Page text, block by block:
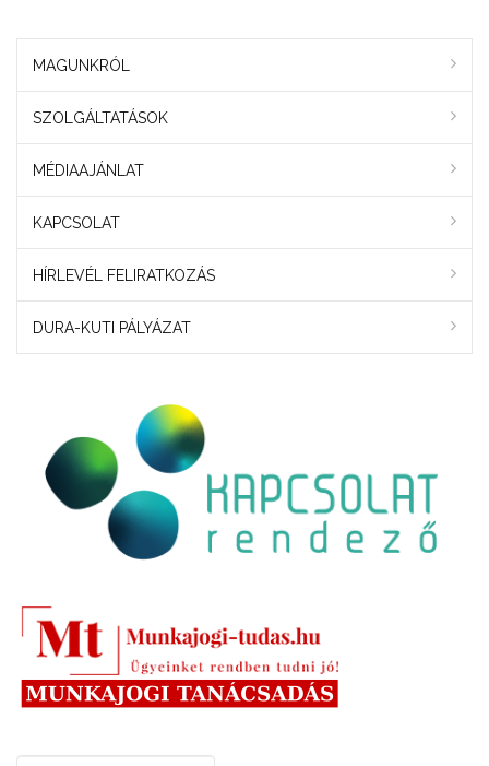
MAGUNKRÓL
SZOLGÁLTATÁSOK
MÉDIAAJÁNLAT
KAPCSOLAT
HÍRLEVÉL FELIRATKOZÁS
DURA-KUTI PÁLYÁZAT